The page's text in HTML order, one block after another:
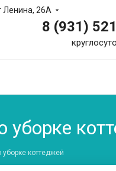
Ленина, 26А
8 (931)
коттеджей